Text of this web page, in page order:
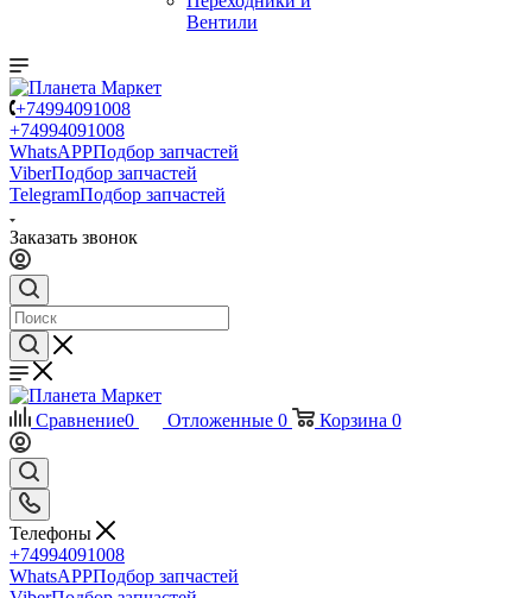
Вентили
+74994091008
+74994091008
WhatsAPPПодбор запчастей
ViberПодбор запчастей
TelegramПодбор запчастей
Заказать звонок
Сравнение0 Отложенные 0 Корзина 0
Телефоны
+74994091008
WhatsAPPПодбор запчастей